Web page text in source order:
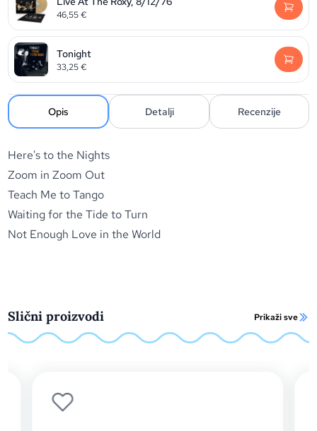
46,55€
Tonight
33,25€
Opis Detalji Recenzije
Here's to the Nights
Zoom in Zoom Out
Teach Me to Tango
Waiting for the Tide to Turn
Not Enough Love in the World
Slični proizvodi Prikaži sve